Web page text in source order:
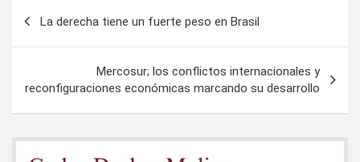
La derecha tiene un fuerte peso en Brasil
Mercosur; los conflictos internacionales y
reconfiguraciones económicas marcando su desarrollo